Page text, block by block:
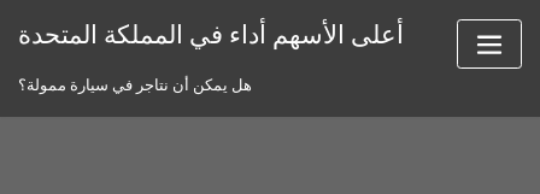
أعلى الأسهم أداء في المملكة المتحدة
هل يمكن أن نتاجر في سيارة ممولة؟